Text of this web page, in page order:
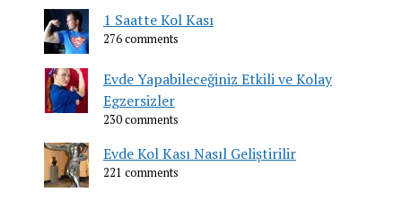
1 Saatte Kol Kası
276 comments
Evde Yapabileceğiniz Etkili ve Kolay
Egzersizler
230 comments
Evde Kol Kası Nasıl Geliştirilir
221 comments